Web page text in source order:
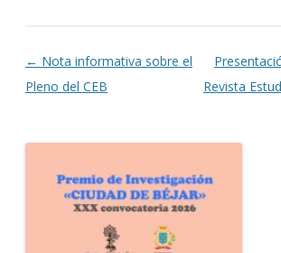
Navegación de entradas
← Nota informativa sobre el
Pleno del CEB
Revista